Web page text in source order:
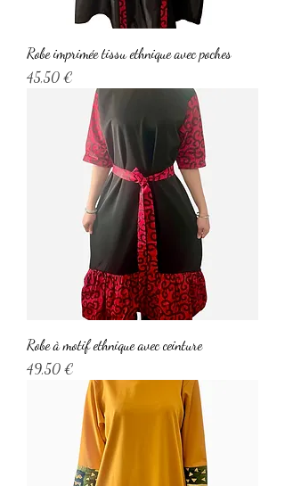
Robe imprimée tissu ethnique avec poches
Prix
45,50 €
Robe à motif ethnique avec ceinture
Prix
49,50 €